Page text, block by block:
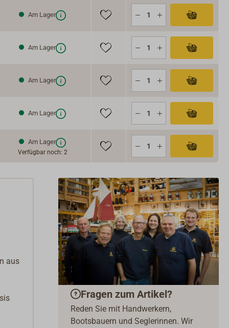
Am Lager
Am Lager
Am Lager
Am Lager
Am Lager
Verfügbar noch: 2
aus
Fragen zum Artikel?
Reden Sie mit Handwerkern,
Bootsbauern und Seglerinnen. Wir